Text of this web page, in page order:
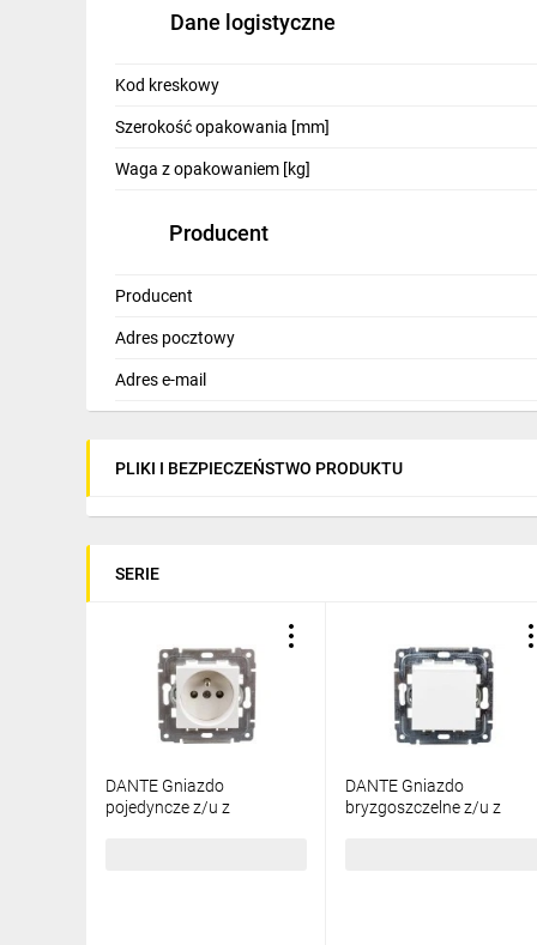
Dane logistyczne
Kod kreskowy
Szerokość opakowania [mm]
Waga z opakowaniem [kg]
Producent
Producent
Adres pocztowy
Adres e-mail
PLIKI I BEZPIECZEŃSTWO PRODUKTU
SERIE
DANTE Gniazdo
pojedyncze z/u z
DANTE Gniazdo
bryzgoszczelne z/u z